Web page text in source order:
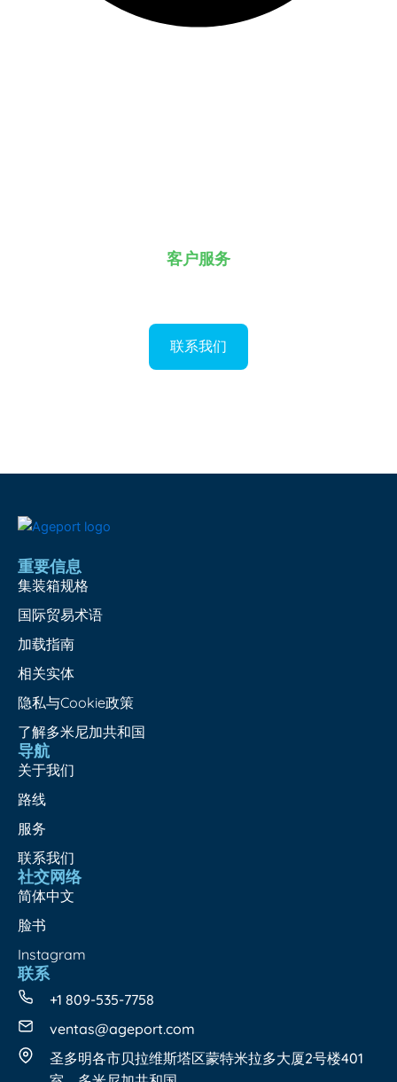
客户服务
联系我们
重要信息
集装箱规格
国际贸易术语
加载指南
相关实体
隐私与Cookie政策
了解多米尼加共和国
导航
关于我们
路线
服务
联系我们
社交网络
简体中文
脸书
Instagram
联系
+1 809-535-7758
ventas@ageport.com
圣多明各市贝拉维斯塔区蒙特米拉多大厦2号楼401